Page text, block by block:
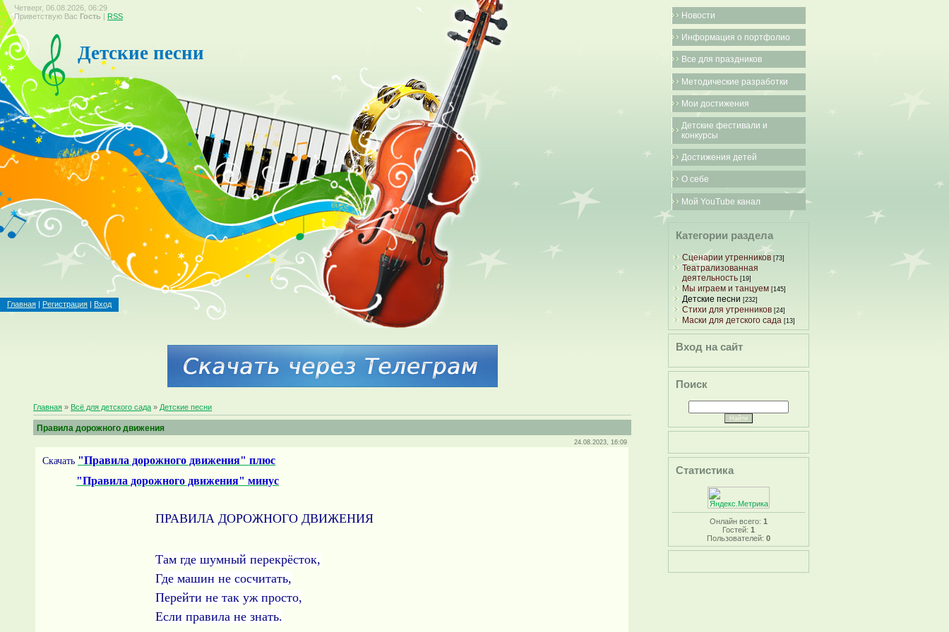
Четверг, 06.08.2026, 06:29
Приветствую Вас Гость | RSS
Детские песни
Главная | Регистрация | Вход
Главная » Всё для детского сада » Детские песни
Правила дорожного движения
24.08.2023, 16:09
Скачать "Правила дорожного движения" плюс
"Правила дорожного движения" минус
ПРАВИЛА ДОРОЖНОГО ДВИЖЕНИЯ
Там где шумный перекрёсток,
Где машин не сосчитать,
Перейти не так уж просто,
Если правила не знать.
Новости
Информация о портфолио
Все для праздников
Методические разработки
Мои достижения
Детские фестивали и
конкурсы
Достижения детей
О себе
Мой YouTube канал
Категории раздела
Сценарии утренников [73]
Театрализованная
деятельность [19]
Мы играем и танцуем [145]
Детские песни [232]
Стихи для утренников [24]
Маски для детского сада [13]
Вход на сайт
Поиск
Статистика
Онлайн всего: 1
Гостей: 1
Пользователей: 0